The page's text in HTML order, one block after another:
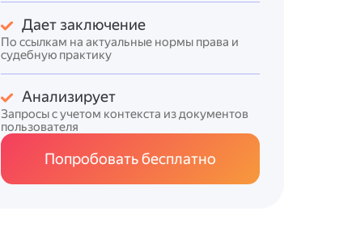
Дает заключение
По ссылкам на актуальные нормы права и
судебную практику
Анализирует
Запросы с учетом контекста из документов
пользователя
Попробовать бесплатно